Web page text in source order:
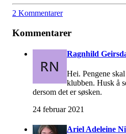
2 Kommentarer
Kommentarer
Ragnhild
Hei. Pengene
klubben. Husk å
dersom det er søsken.
24 februar 2021
Ariel Adeleine